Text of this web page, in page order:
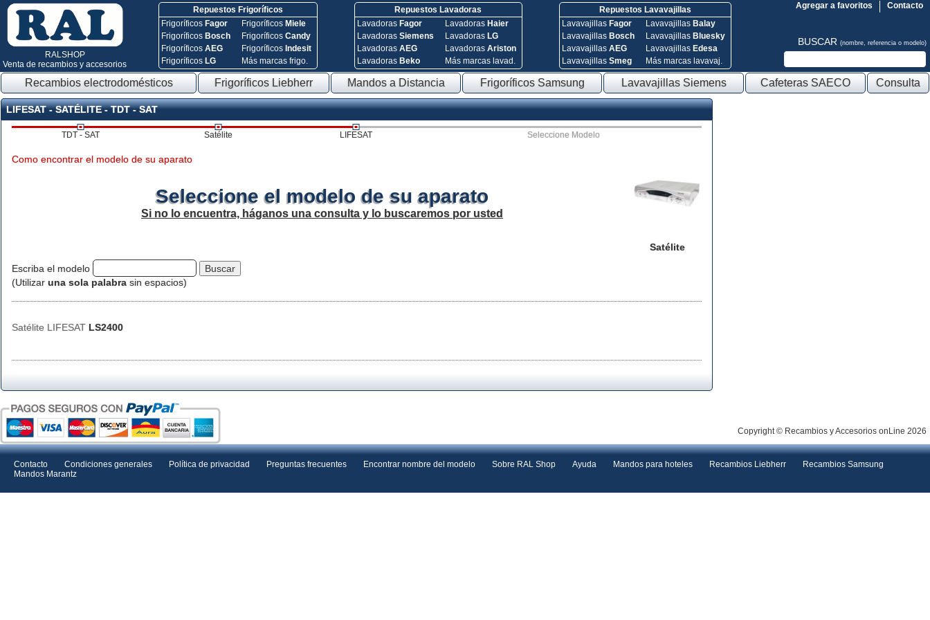
RALSHOP
Venta de recambios y accesorios
Repuestos Frigoríficos
Frigoríficos Fagor
Frigoríficos Bosch
FrigoríficosAEG
Frigoríficos LG
Frigoríficos Miele
FrigoríficosCandy
Frigoríficos Indesit
Más marcas frigo.
Repuestos Lavadoras
Lavadoras Fagor
Lavadoras Siemens
Lavadoras AEG
Lavadoras Beko
Lavadoras Haier
Lavadoras LG
Lavadoras Ariston
Más marcas lavad.
Repuestos Lavavajillas
Lavavajillas Fagor
Lavavajillas Bosch
Lavavajillas AEG
Lavavajillas Smeg
Lavavajillas Balay
Lavavajillas Bluesky
Lavavajillas Edesa
Más marcas lavavaj.
Contacto
Agregar a favoritos
BUSCAR (nombre, referencia o modelo)
Recambios electrodomésticos Frigoríficos Liebherr Mandos a Distancia Frigoríficos Samsung Lavavajillas Siemens Cafeteras SAECO Consulta
LIFESAT - SATÉLITE - TDT - SAT
TDT - SAT Satélite LIFESAT Seleccione Modelo
Satélite
Como encontrar el modelo de su aparato
Seleccione el modelo de su aparato
Si no lo encuentra, háganos una consulta y lo buscaremos por usted
Escriba el modelo
(Utilizar una sola palabra sin espacios)
Satélite LIFESAT LS2400
Copyright © Recambios y Accesorios onLine 2026
Contacto Condiciones generales Política de privacidad Preguntas frecuentes Encontrar nombre del modelo Sobre RAL Shop Ayuda Mandos para hoteles Recambios Liebherr
Recambios Samsung
Mandos Marantz